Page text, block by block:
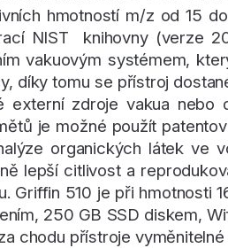
hmotností m/z od 15
NIST knihovny (verze
vakuovým systémem,
díky tomu se přístroj
externí zdroje vakua nebo
je možné použít
organických látek ve
lepší citlivost a
Griffin 510 je při hmotnosti
250 GB SSD diskem,
chodu přístroje